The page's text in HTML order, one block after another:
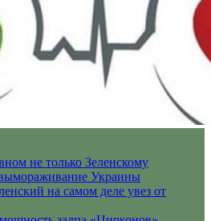
не только Зеленскому
Украины
на самом деле увез от